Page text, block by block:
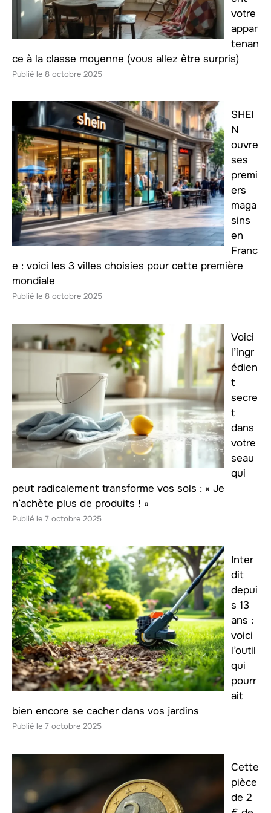
votre
appar
tenan
ce à la classe moyenne (vous allez être surpris)
8 octobre 2025
SHEI
N
ouvre
ses
premi
ers
maga
sins
en
Franc
e : voici les 3 villes choisies pour cette première
mondiale
8 octobre 2025
Voici
l’ingr
édien
t
secre
t
dans
votre
seau
qui
peut radicalement transforme vos sols : « Je
n’achète plus de produits ! »
7 octobre 2025
Inter
dit
depui
s 13
ans :
voici
l’outil
qui
pourr
ait
bien encore se cacher dans vos jardins
7 octobre 2025
Cette
pièce
de 2